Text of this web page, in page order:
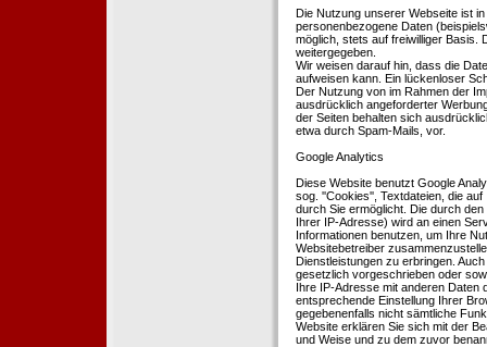
Die Nutzung unserer Webseite ist
personenbezogene Daten
möglich, stets auf freiwilliger Basis.
weitergegeben.
Wir weisen darauf hin, dass die
aufweisen kann. Ein lückenloser
Der Nutzung von im Rahmen der
ausdrücklich angeforderter
der Seiten behalten sich
etwa durch Spam-Mails, vor.
Google Analytics
Diese Website benutzt Google
sog. ''Cookies'', Textdateien, die
durch Sie ermöglicht. Die durch
Ihrer IP-Adresse) wird an einen
Informationen benutzen, um Ihre
Websitebetreiber
Dienstleistungen zu erbringen.
gesetzlich vorgeschrieben oder
Ihre IP-Adresse mit anderen Daten
entsprechende Einstellung Ihrer
gegebenenfalls nicht sämtliche
Website erklären Sie sich mit der
und Weise und zu dem zuvor